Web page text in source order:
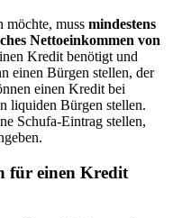
möchte, muss mindestens
Nettoeinkommen von
Kredit benötigt und
einen Bürgen stellen, der
einen Kredit bei
liquiden Bürgen stellen.
Schufa-Eintrag stellen,
für einen Kredit